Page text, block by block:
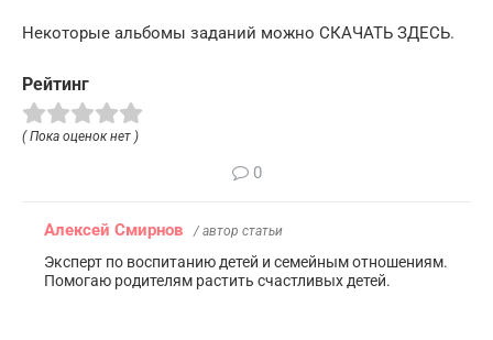
Некоторые альбомы заданий можно СКАЧАТЬ ЗДЕСЬ.
Рейтинг
( Пока оценок нет )
0
Алексей Смирнов / автор статьи
Эксперт по воспитанию детей и семейным отношениям.
Помогаю родителям растить счастливых детей.